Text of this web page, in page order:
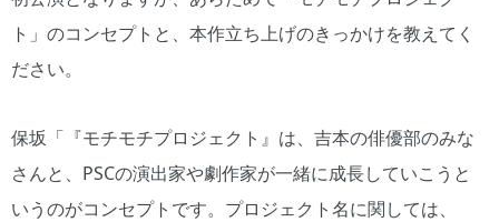
ト」のコンセプトと、本作立ち上げのきっかけを教えてく
ださい。
保坂「『モチモチプロジェクト』は、吉本の俳優部のみな
さんと、PSCの演出家や劇作家が一緒に成長していこうと
いうのがコンセプトです。プロジェクト名に関しては、